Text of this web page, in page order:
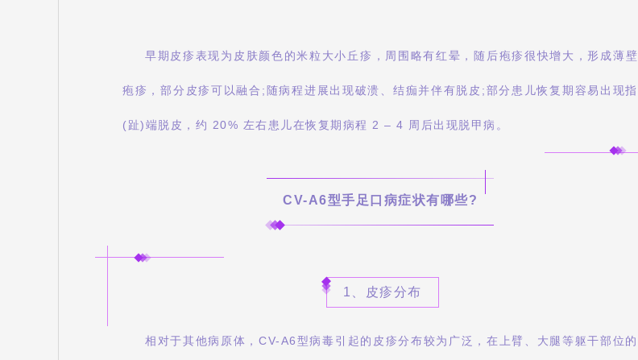
早期皮疹表现为皮肤颜色的米粒大小丘疹，周围略有红晕，随后疱疹很快增大，形成薄壁
疱疹，部分皮疹可以融合;随病程进展出现破溃、结痂并伴有脱皮;部分患儿恢复期容易出现指
(趾)端脱皮，约 20% 左右患儿在恢复期病程 2 – 4 周后出现脱甲病。
CV-A6型手足口病症状有哪些?
1、皮疹分布
相对于其他病原体，CV-A6型病毒引起的皮疹分布较为广泛，在上臂、大腿等躯干部位的